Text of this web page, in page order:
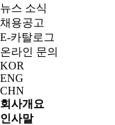
뉴스 소식
채용공고
E-카탈로그
온라인 문의
KOR
ENG
CHN
회사개요
인사말